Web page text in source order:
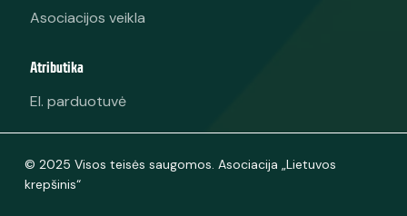
Asociacijos veikla
Atributika
El. parduotuvė
© 2025 Visos teisės saugomos. Asociacija „Lietuvos
krepšinis“